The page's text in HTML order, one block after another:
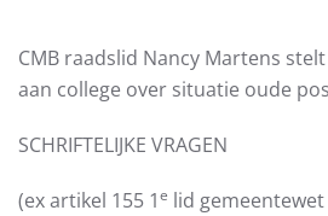
CMB raadslid Nancy Martens
aan college over situatie oude
SCHRIFTELIJKE VRAGEN
(ex artikel 155 1e lid